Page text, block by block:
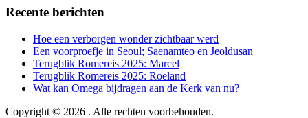
Recente berichten
Hoe een verborgen wonder zichtbaar werd
Een voorproefje in Seoul; Saenamteo en Jeoldusan
Terugblik Romereis 2025: Marcel
Terugblik Romereis 2025: Roeland
Wat kan Omega bijdragen aan de Kerk van nu?
Copyright © 2026 . Alle rechten voorbehouden.